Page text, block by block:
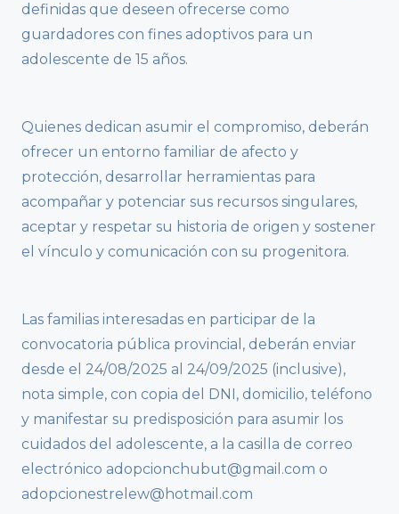
definidas que deseen ofrecerse como
guardadores con fines adoptivos para un
adolescente de 15 años.
Quienes dedican asumir el compromiso, deberán
ofrecer un entorno familiar de afecto y
protección, desarrollar herramientas para
acompañar y potenciar sus recursos singulares,
aceptar y respetar su historia de origen y sostener
el vínculo y comunicación con su progenitora.
Las familias interesadas en participar de la
convocatoria pública provincial, deberán enviar
desde el 24/08/2025 al 24/09/2025 (inclusive),
nota simple, con copia del DNI, domicilio, teléfono
y manifestar su predisposición para asumir los
cuidados del adolescente, a la casilla de correo
electrónico adopcionchubut@gmail.com o
adopcionestrelew@hotmail.com